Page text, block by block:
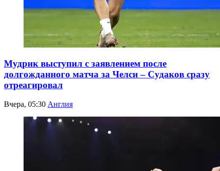
Мудрик выступил с заявлением после
долгожданного матча за Челси – Судаков сразу
отреагировал
Вчера, 05:30 Англия